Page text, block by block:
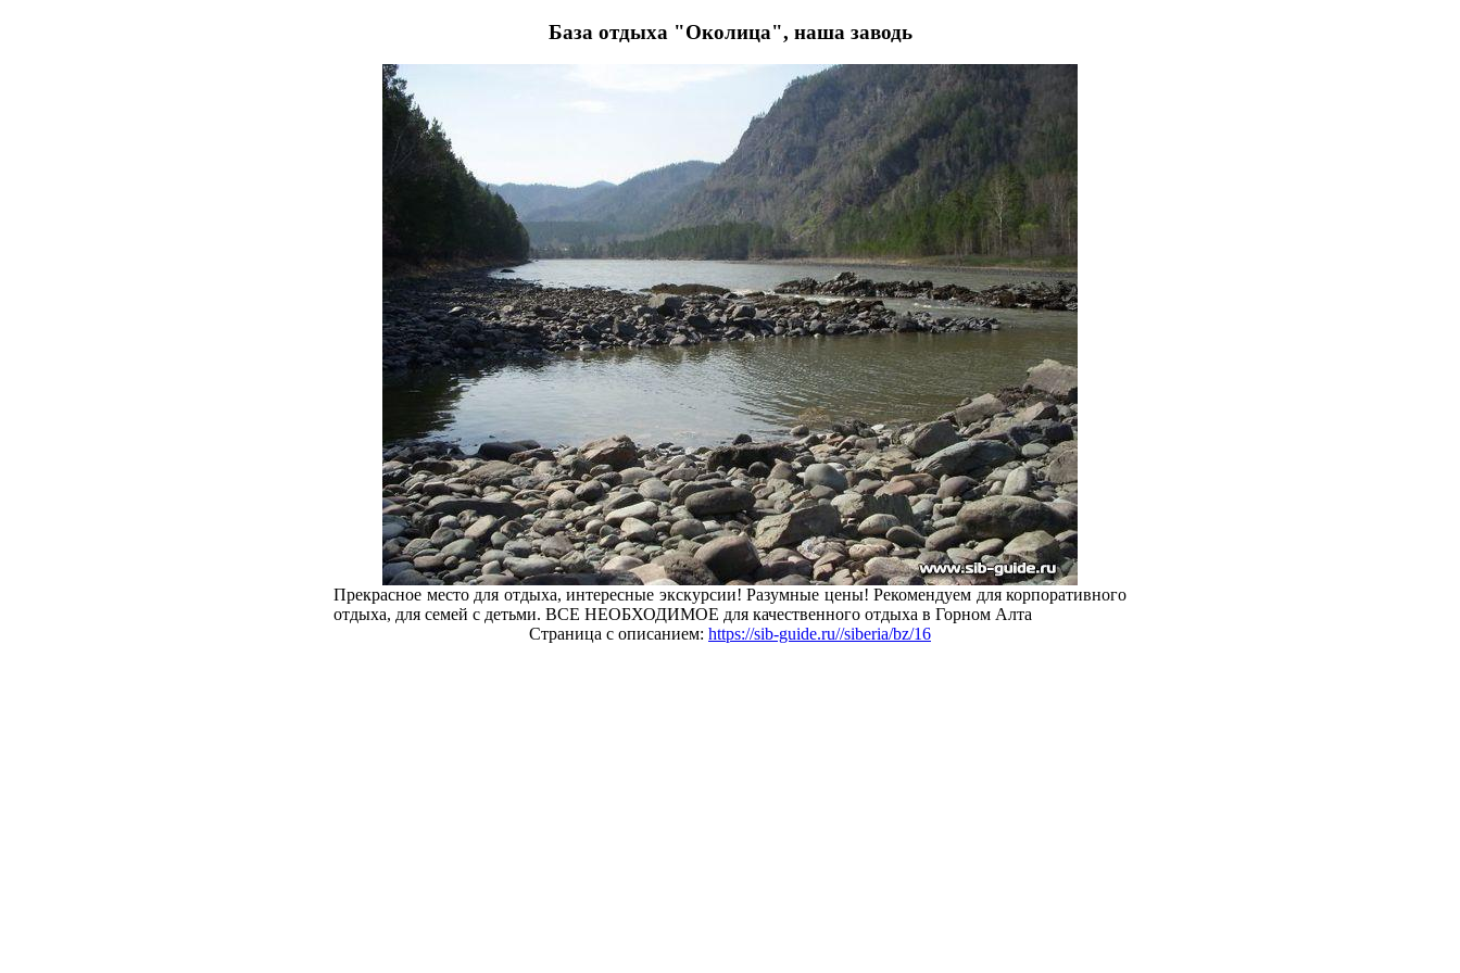
База отдыха "Околица", наша заводь
Прекрасное место для отдыха, интересные экскурсии! Разумные цены! Рекомендуем для корпоративного
отдыха, для семей с детьми. ВСЕ НЕОБХОДИМОЕ для качественного отдыха в Горном Алта
Страница с описанием: https://sib-guide.ru//siberia/bz/16